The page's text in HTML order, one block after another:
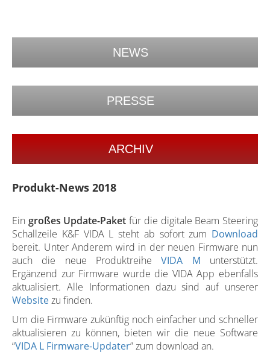
NEWS
PRESSE
ARCHIV
Produkt-News 2018
Ein großes Update-Paket für die digitale Beam Steering
Schallzeile K&F VIDA L steht ab sofort zum Download
bereit. Unter Anderem wird in der neuen Firmware nun
auch die neue ProduktreiheVIDA M unterstützt.
Ergänzend zur Firmware wurde die VIDA App ebenfalls
aktualisiert. Alle Informationen dazu sind auf unserer
Websitezu finden.
Um die Firmware zukünftig noch einfacher und schneller
aktualisieren zu können, bieten wir die neue Software
“VIDA L Firmware-Updater” zum download an.